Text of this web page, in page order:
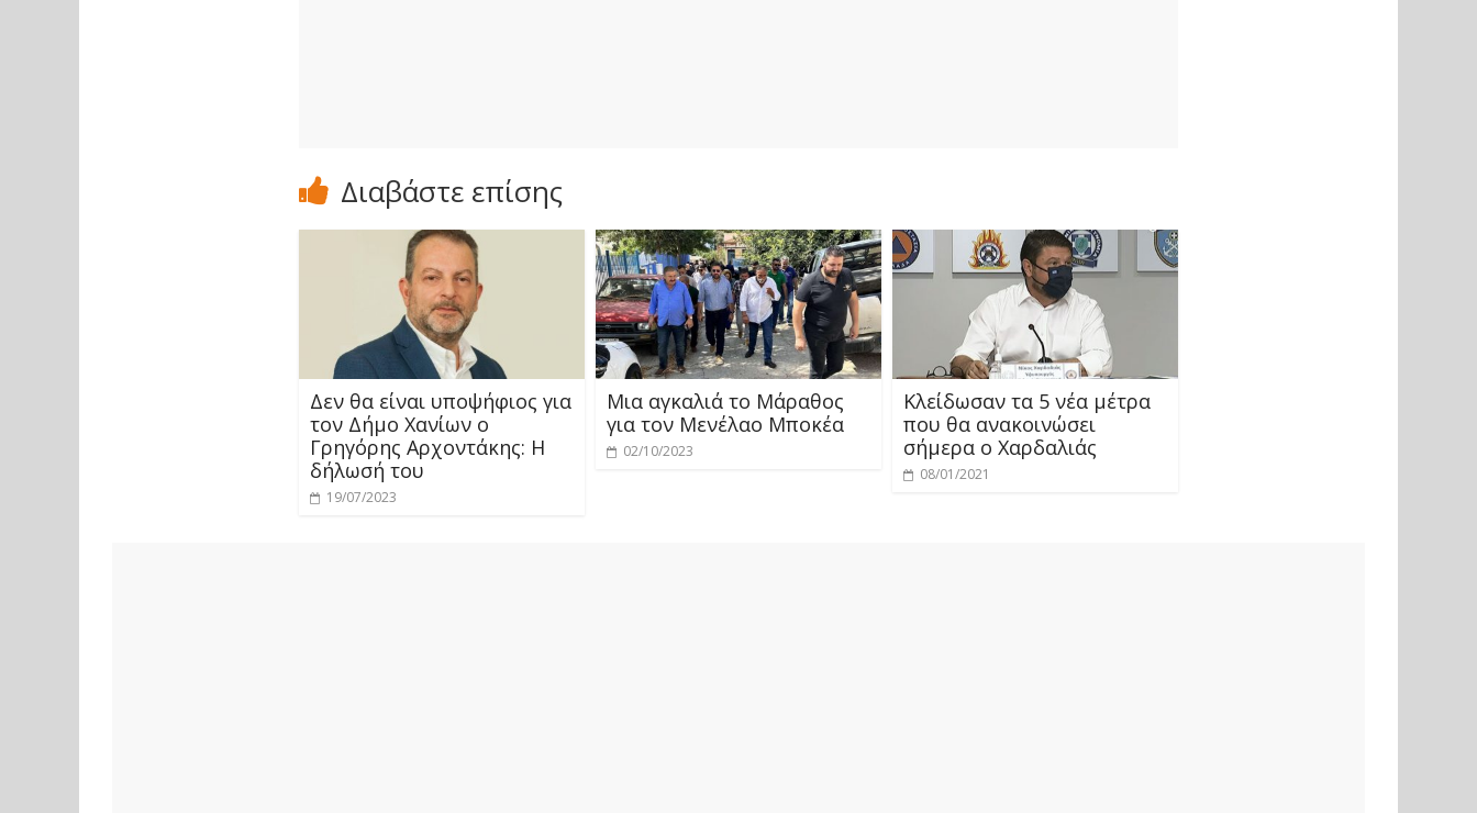
Διαβάστε επίσης
Δεν θα είναι υποψήφιος για
τον Δήμο Χανίων ο
Γρηγόρης Αρχοντάκης: Η
δήλωσή του
19/07/2023
Μια αγκαλιά το Μάραθος
για τον Μενέλαο Μποκέα
02/10/2023
Κλείδωσαν τα 5 νέα μέτρα
που θα ανακοινώσει
σήμερα ο Χαρδαλιάς
08/01/2021